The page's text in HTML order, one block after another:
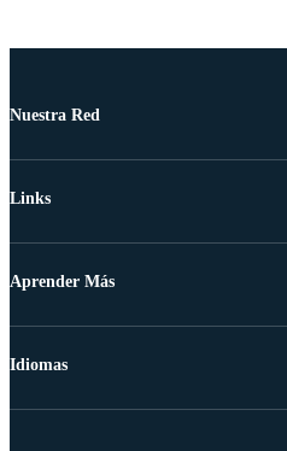
Nuestra Red
Links
Aprender Más
Idiomas